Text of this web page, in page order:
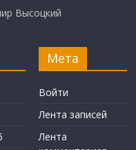
Высоцкий
Мета
Войти
Лента записей
Лента